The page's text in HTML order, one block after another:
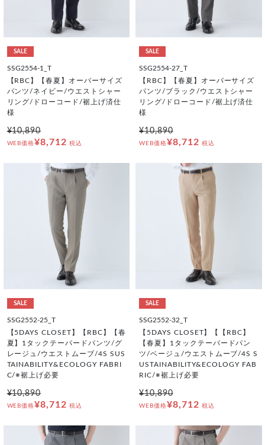
SALE
SSG2554-1_T
【RBC】【春夏】オーバーサイズ
パンツ/ネイビー/ウエストシャー
リング/ドローコード/裾上げ済仕
様
¥10,890
WEB価格¥8,712 税込
SALE
SSG2554-27_T
【RBC】【春夏】オーバーサイズ
パンツ/ブラック/ウエストシャー
リング/ドローコード/裾上げ済仕
様
¥10,890
WEB価格¥8,712 税込
SALE
SSG2552-25_T
【5DAYS CLOSET】【RBC】【春
夏】1タックテーパードパンツ/グ
レージュ/ウエストムーブ/4S SUS
TAINABILITY&ECOLOGY FABRI
C/※裾上げ必要
¥10,890
WEB価格¥8,712 税込
SALE
SSG2552-32_T
【5DAYS CLOSET】【【RBC】
【春夏】1タックテーパードパン
ツ/ベージュ/ウエストムーブ/4S S
USTAINABILITY&ECOLOGY FAB
RIC/※裾上げ必要
¥10,890
WEB価格¥8,712 税込